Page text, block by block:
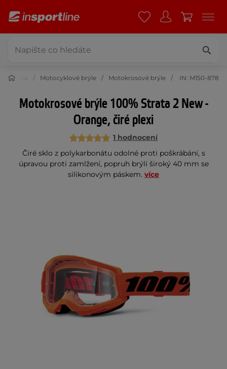
Moto Motocyklové brýle Motokrosové brýle IN: M150-878
Motokrosové brýle 100% Strata 2 New -
Orange, čiré plexi
1 hodnocení
Čiré sklo z polykarbonátu odolné proti poškrábání, s
úpravou proti zamlžení, popruh brýlí široký 40 mm se
silikonovým páskem. více